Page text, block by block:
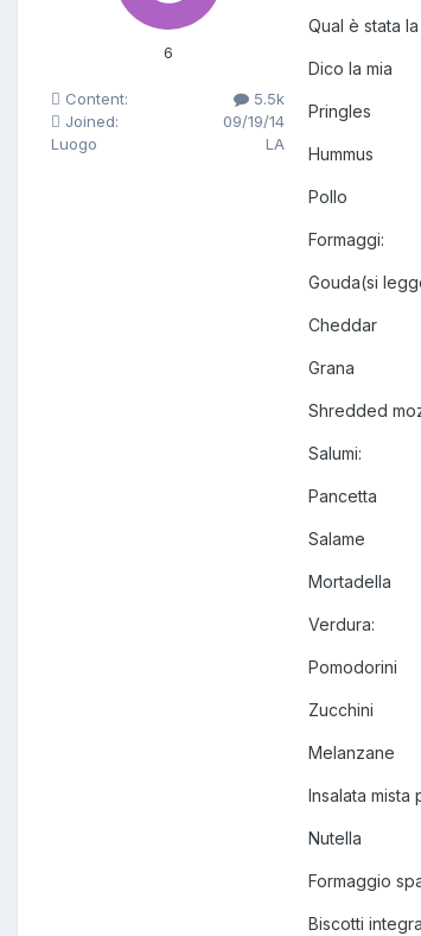
6
Content:
5.5k
Joined:
09/19/14
Luogo
LA
Qual è stata
Dico la mia
Pringles
Hummus
Pollo
Formaggi:
Gouda(si
Cheddar
Grana
Shredded
Salumi:
Pancetta
Salame
Mortadella
Verdura:
Pomodorini
Zucchini
Melanzane
Insalata mista
Nutella
Formaggio
Biscotti